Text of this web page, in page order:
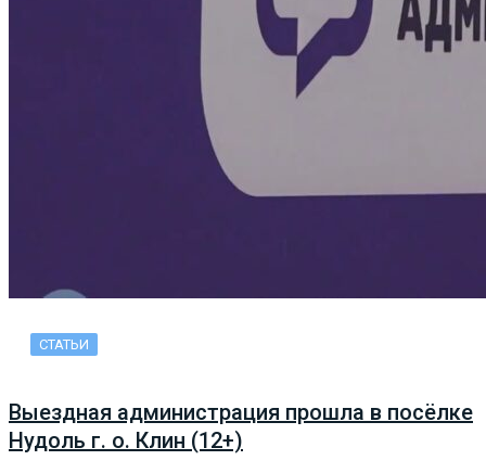
СТАТЬИ
Выездная администрация прошла в посёлке
Нудоль г. о. Клин (12+)